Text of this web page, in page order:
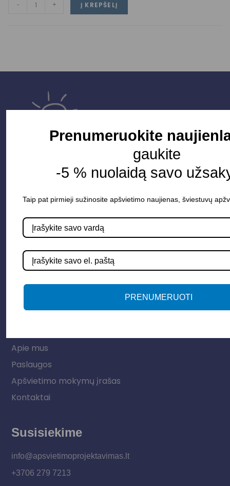
- + Į KREPŠELĮ
Parduotuvė
Apšvietimo sistemos
Elektros instaliacija
Lauko šviestuvai
LED juostos
Vidaus apšvietimas
Apie mus
Paslaugos
Apšvietimo mokymų įrašas
Kontaktai
Susisiekime
info@apsvietimoprojektavimas.lt
+3706 279 7213
Prenumeruokite
gaukite
-5 % nuolaidą savo
Taip pat pirmieji sužinosite apšvietimo naujienas, šviestuvų
PRENUMERUOTI